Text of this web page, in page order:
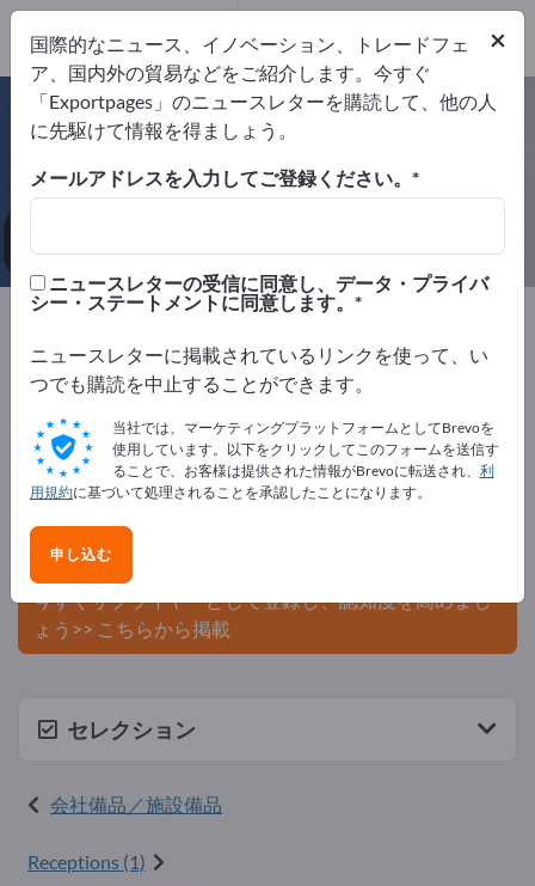
ホテル & レストラン – メーカーと
サプライヤーを検索
45
45
Exportpages
会社備品／施設備品
ホテル & レストラン
Exportpagesで無料で広告を掲載！
ニーズ – オファー – 中古品 – ビジネスコンタクト >> こ
こから始める
Exportpagesで貴社と製品を掲載し
ましょう。
今すぐサプライヤーとして登録し、認知度を高めまし
ょう>> こちらから掲載
セレクション
会社備品／施設備品
Receptions (1)
×
国際的なニュース、イノベーション、トレードフェ
ア、国内外の貿易などをご紹介します。今すぐ
「Exportpages」のニュースレターを購読して、他の人
に先駆けて情報を得ましょう。
メールアドレスを入力してご登録ください。
ニュースレターの受信に同意し、データ・プライバ
シー・ステートメントに同意します。
ニュースレターに掲載されているリンクを使って、い
つでも購読を中止することができます。
当社では、マーケティングプラットフォームとしてBrevoを
使用しています。以下をクリックしてこのフォームを送信す
ることで、お客様は提供された情報がBrevoに転送され、 利
用規約に基づいて処理されることを承認したことになります。
申し込む